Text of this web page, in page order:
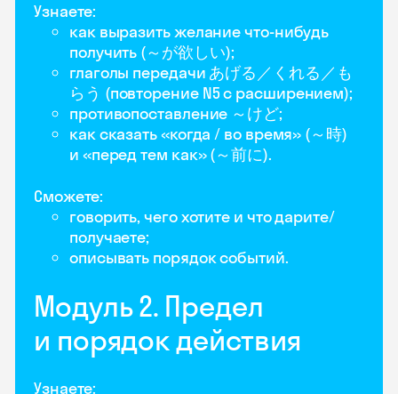
Узнаете:
как выразить желание что-нибудь
получить (～が欲しい);
глаголы передачи あげる／くれる／も
らう (повторение N5 с расширением);
противопоставление ～けど;
как сказать «когда / во время» (～時)
и «перед тем как» (～前に).
Сможете:
говорить, чего хотите и что дарите/
получаете;
описывать порядок событий.
Модуль 2. Предел
и порядок действия
Узнаете: